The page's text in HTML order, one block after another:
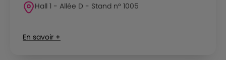
Hall 1 - Allée D - Stand n° 1005
En savoir +